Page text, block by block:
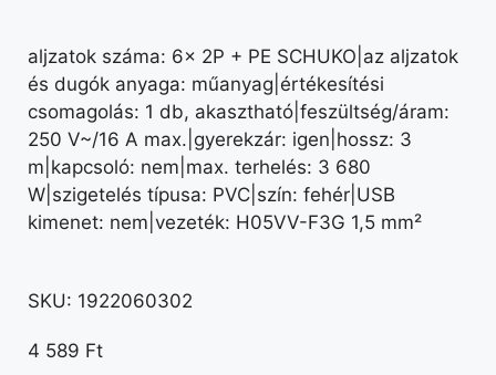
aljzatok száma: 6× 2P + PE SCHUKO|az aljzatok
és dugók anyaga: műanyag|értékesítési
csomagolás: 1 db, akasztható|feszültség/áram:
250 V~/16 A max.|gyerekzár: igen|hossz: 3
m|kapcsoló: nem|max. terhelés: 3 680
W|szigetelés típusa: PVC|szín: fehér|USB
kimenet: nem|vezeték: H05VV-F3G 1,5 mm²
SKU: 1922060302
4 589 Ft